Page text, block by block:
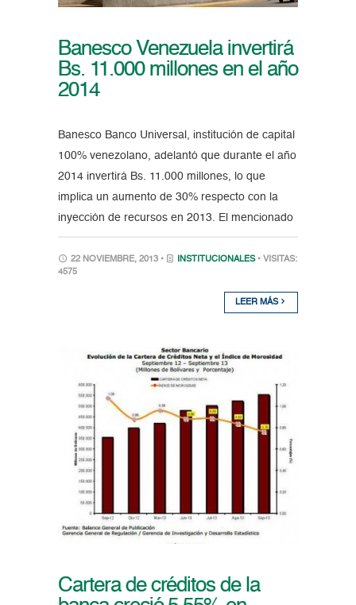
Banesco Venezuela invertirá
Bs. 11.000 millones en el año
2014
Banesco Banco Universal, institución de capital
100% venezolano, adelantó que durante el año
2014 invertirá Bs. 11.000 millones, lo que
implica un aumento de 30% respecto con la
inyección de recursos en 2013. El mencionado
22 NOVIEMBRE, 2013 • INSTITUCIONALES • VISITAS:
4575
LEER MÁS
Cartera de créditos de la